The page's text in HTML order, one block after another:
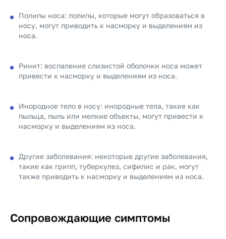
Полипы носа: полипы, которые могут образоваться в
носу, могут приводить к насморку и выделениям из
носа.
Ринит: воспаление слизистой оболочки носа может
привести к насморку и выделениям из носа.
Инородное тело в носу: инородные тела, такие как
пыльца, пыль или мелкие объекты, могут привести к
насморку и выделениям из носа.
Другие заболевания: некоторые другие заболевания,
такие как грипп, туберкулез, сифилис и рак, могут
также приводить к насморку и выделениям из носа.
Сопровождающие симптомы